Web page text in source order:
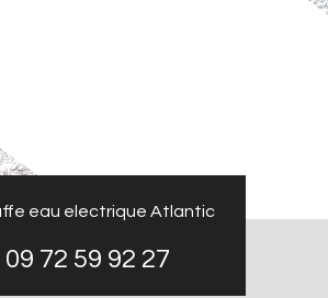
eau electrique Atlantic
09 72 59 92 27